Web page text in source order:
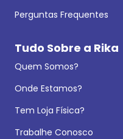
Perguntas Frequentes
Tudo Sobre a Rika
Quem Somos?
Onde Estamos?
Tem Loja Física?
Trabalhe Conosco